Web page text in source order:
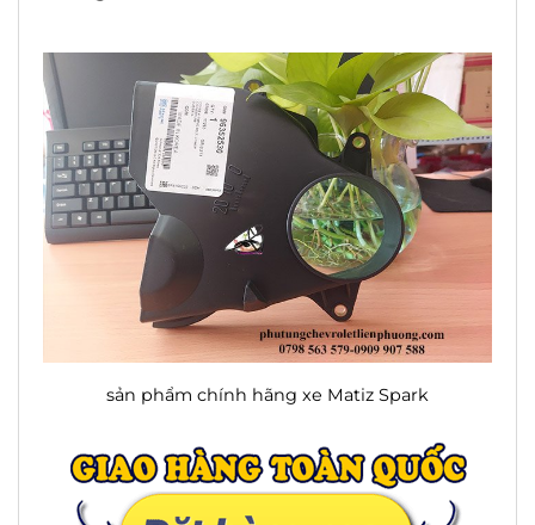
sản phẩm chính hãng xe Matiz Spark